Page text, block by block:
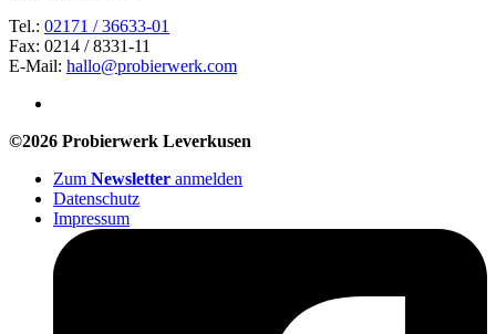
Tel.: 02171 / 36633-01
Fax: 0214 / 8331-11
E-Mail: hallo@probierwerk.com
©2026 Probierwerk Leverkusen
Zum Newsletter anmelden
Datenschutz
Impressum